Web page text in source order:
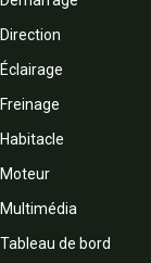
Direction
Éclairage
Freinage
Habitacle
Moteur
Multimédia
Tableau de bord